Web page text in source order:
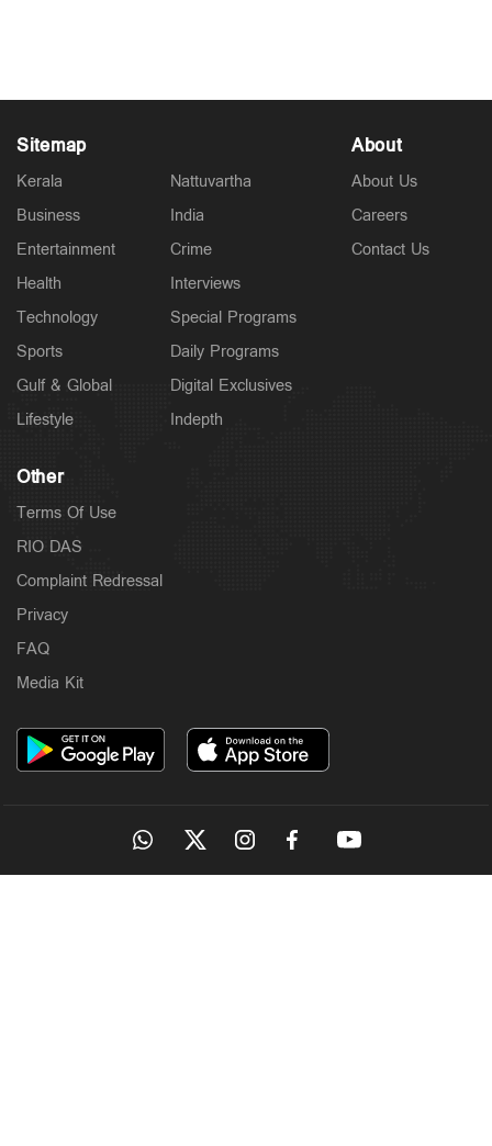
Sitemap
Kerala
Business
Entertainment
Health
Technology
Sports
Gulf & Global
Lifestyle
Nattuvartha
India
Crime
Interviews
Special Programs
Daily Programs
Digital Exclusives
Indepth
About
About Us
Careers
Contact Us
Other
Terms Of Use
RIO DAS
Complaint Redressal
Privacy
FAQ
Media Kit